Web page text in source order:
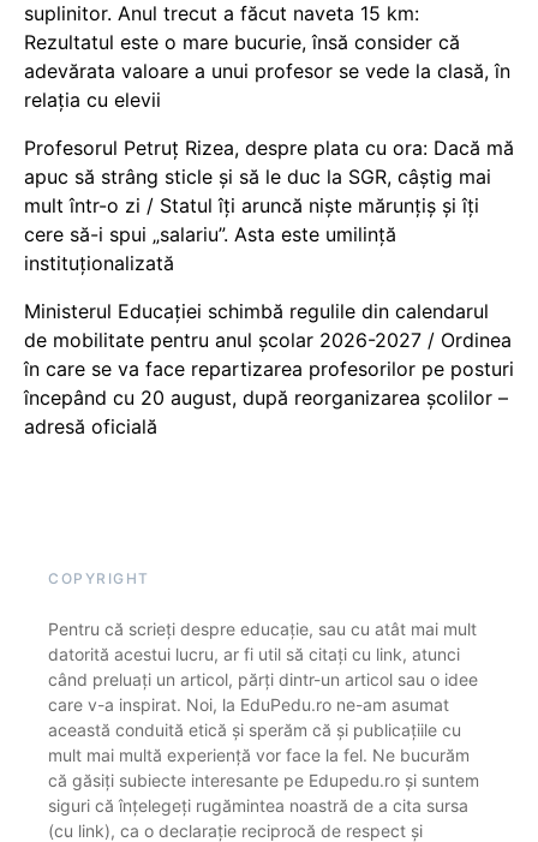
suplinitor. Anul trecut a făcut naveta 15 km:
Rezultatul este o mare bucurie, însă consider că
adevărata valoare a unui profesor se vede la clasă, în
relația cu elevii
Profesorul Petruț Rizea, despre plata cu ora: Dacă mă
apuc să strâng sticle și să le duc la SGR, câștig mai
mult într-o zi / Statul îți aruncă niște mărunțiș și îți
cere să-i spui „salariu”. Asta este umilință
instituționalizată
Ministerul Educației schimbă regulile din calendarul
de mobilitate pentru anul școlar 2026-2027 / Ordinea
în care se va face repartizarea profesorilor pe posturi
începând cu 20 august, după reorganizarea școlilor –
adresă oficială
COPYRIGHT
Pentru că scrieți despre educație, sau cu atât mai mult
datorită acestui lucru, ar fi util să citați cu link, atunci
când preluați un articol, părți dintr-un articol sau o idee
care v-a inspirat. Noi, la EduPedu.ro ne-am asumat
această conduită etică și sperăm că și publicațiile cu
mult mai multă experiență vor face la fel. Ne bucurăm
că găsiți subiecte interesante pe Edupedu.ro și suntem
siguri că înțelegeți rugămintea noastră de a cita sursa
(cu link), ca o declarație reciprocă de respect și